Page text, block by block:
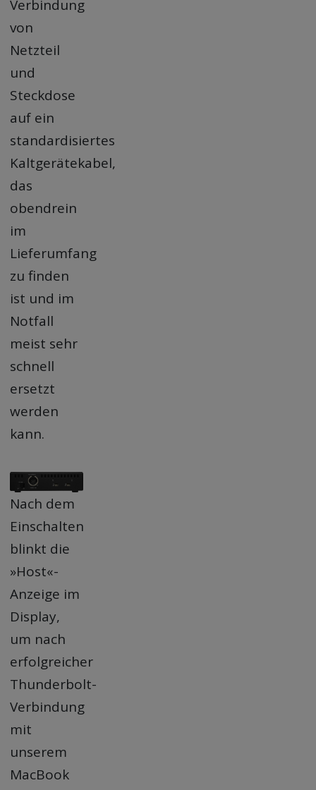
Verbindung
von
Netzteil
und
Steckdose
auf ein
standardisiertes
Kaltgerätekabel,
das
obendrein
im
Lieferumfang
zu finden
ist und im
Notfall
meist sehr
schnell
ersetzt
werden
kann.
Nach dem
Einschalten
blinkt die
»Host«-
Anzeige im
Display,
um nach
erfolgreicher
Thunderbolt-
Verbindung
mit
unserem
MacBook